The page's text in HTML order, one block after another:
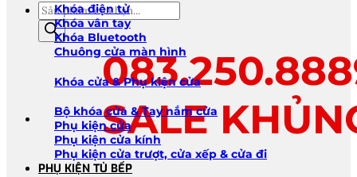
Tìm
kiếm
sản
phẩm
SALE
Khóa điện tử
Khóa vân tay
Khóa Bluetooth
Chuông cửa màn hình
Khóa cửa & Phụ kiện cửa
Bộ khóa cửa & Tay nắm cửa
Phụ kiện cửa
Phụ kiện cửa kính
Phụ kiện cửa trượt, cửa xếp & cửa đi
PHỤ KIỆN TỦ BẾP